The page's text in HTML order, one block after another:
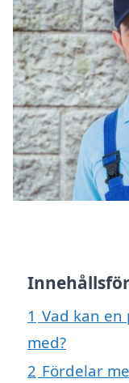
1 Vad kan
med?
2 Fördelar